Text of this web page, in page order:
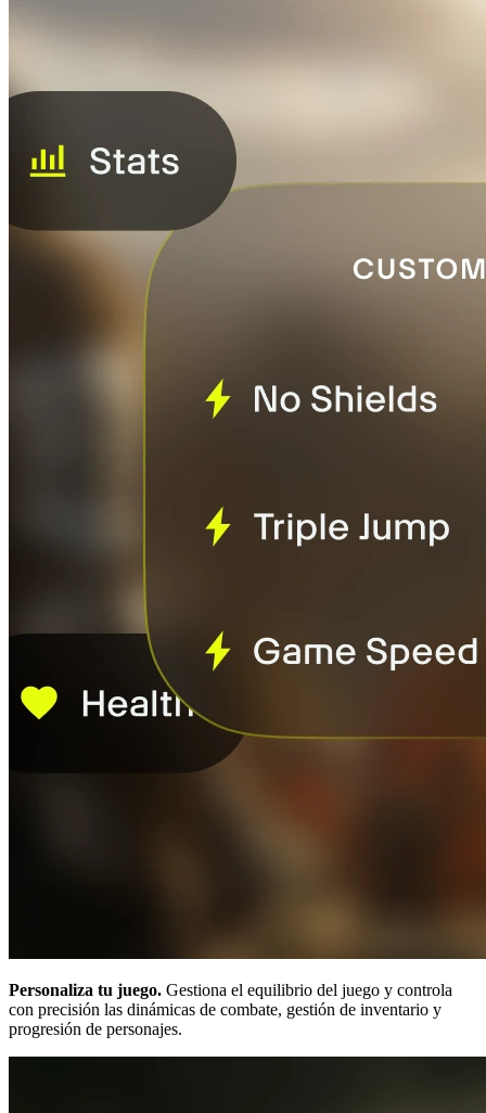
Personaliza tu juego. Gestiona el equilibrio del juego y controla
con precisión las dinámicas de combate, gestión de inventario y
progresión de personajes.